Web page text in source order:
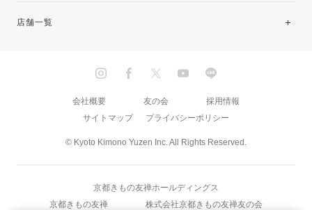
店舗一覧
© Kyoto Kimono Yuzen Inc. All Rights Reserved.
会社概要 友の会
採用情報
サイトマップ
プライバシーポリシー
京都きもの友禅ホールディングス
京都きもの友禅
株式会社京都きもの友禅友の会